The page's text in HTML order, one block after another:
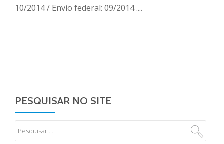
10/2014 / Envio federal: 09/2014 ....
PESQUISAR NO SITE